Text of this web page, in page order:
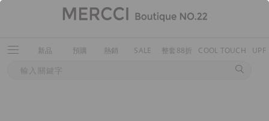
新品 預購 熱銷 SALE 整套88折 COOL TOUCH